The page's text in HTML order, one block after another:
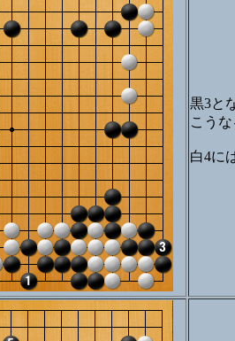
黒3と
こう
白4に